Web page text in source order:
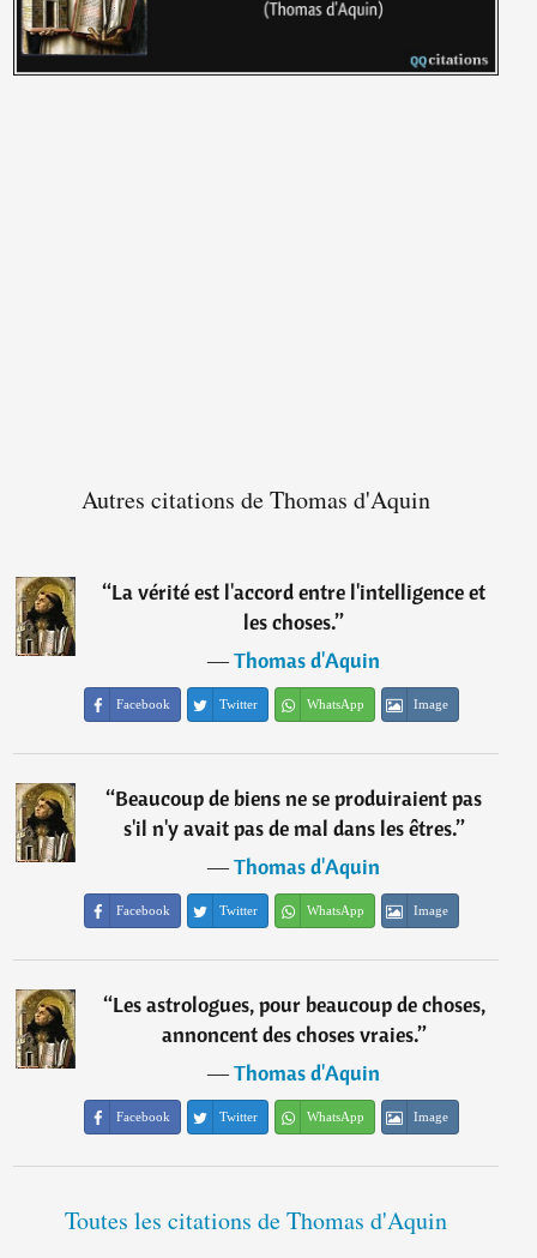
Autres citations de Thomas d'Aquin
“La vérité est l'accord entre l'intelligence et
les choses.”
―Thomas d'Aquin
Facebook Twitter WhatsApp Image
“Beaucoup de biens ne se produiraient pas
s'il n'y avait pas de mal dans les êtres.”
―Thomas d'Aquin
Facebook Twitter WhatsApp Image
“Les astrologues, pour beaucoup de choses,
annoncent des choses vraies.”
―Thomas d'Aquin
Facebook Twitter WhatsApp Image
Toutes les citations de Thomas d'Aquin